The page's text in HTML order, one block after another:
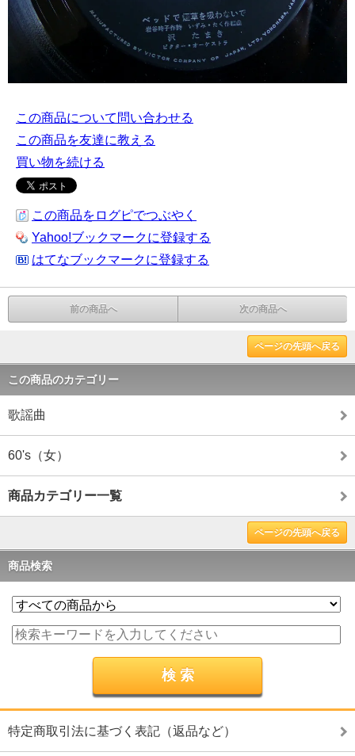
この商品について問い合わせる
この商品を友達に教える
買い物を続ける
この商品をログピでつぶやく
Yahoo!ブックマークに登録する
はてなブックマークに登録する
前の商品へ 次の商品へ
ページの先頭へ戻る
この商品のカテゴリー
歌謡曲
60's（女）
商品カテゴリー一覧
ページの先頭へ戻る
商品検索
特定商取引法に基づく表記（返品など）